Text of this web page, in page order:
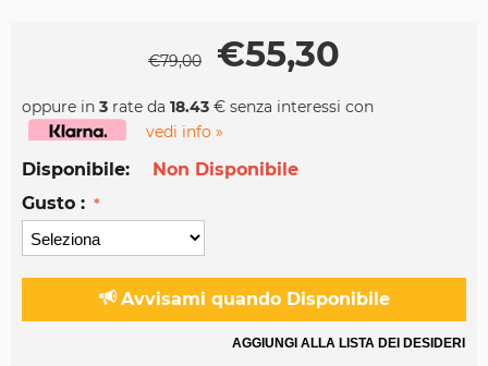
€79,00 €55,30
oppure in 3 rate da 18.43 € senza interessi con
vedi info »
Disponibile:
Non Disponibile
Gusto :
Avvisami quando Disponibile
AGGIUNGI ALLA LISTA DEI DESIDERI